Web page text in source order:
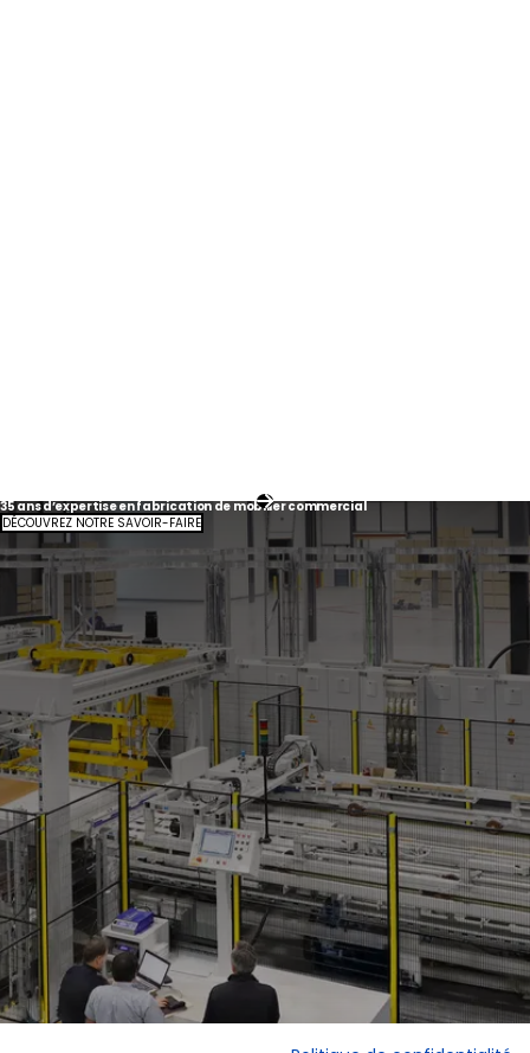
35 ans d’expertise en fabrication de mobilier commercial
DÉCOUVREZ NOTRE SAVOIR-FAIRE